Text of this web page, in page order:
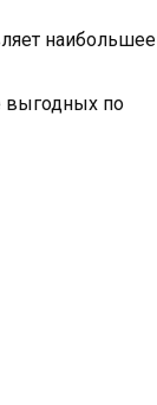
наибольшее
выгодных по